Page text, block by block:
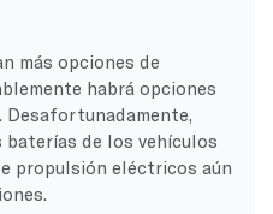
más opciones de
habrá opciones
baterías de los vehículos
propulsión eléctricos aún